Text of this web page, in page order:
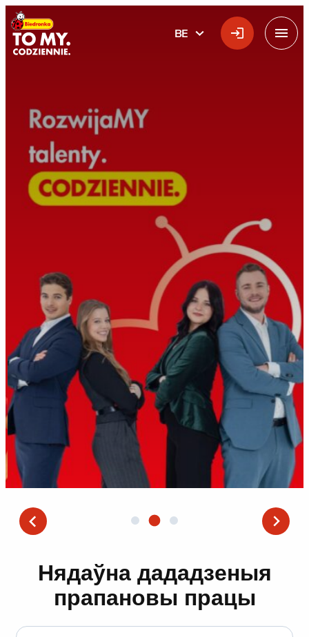
Галоўны лагатып
BE
БЕЛАРУСКАЯ
Нядаўна дададзеныя
прапановы працы